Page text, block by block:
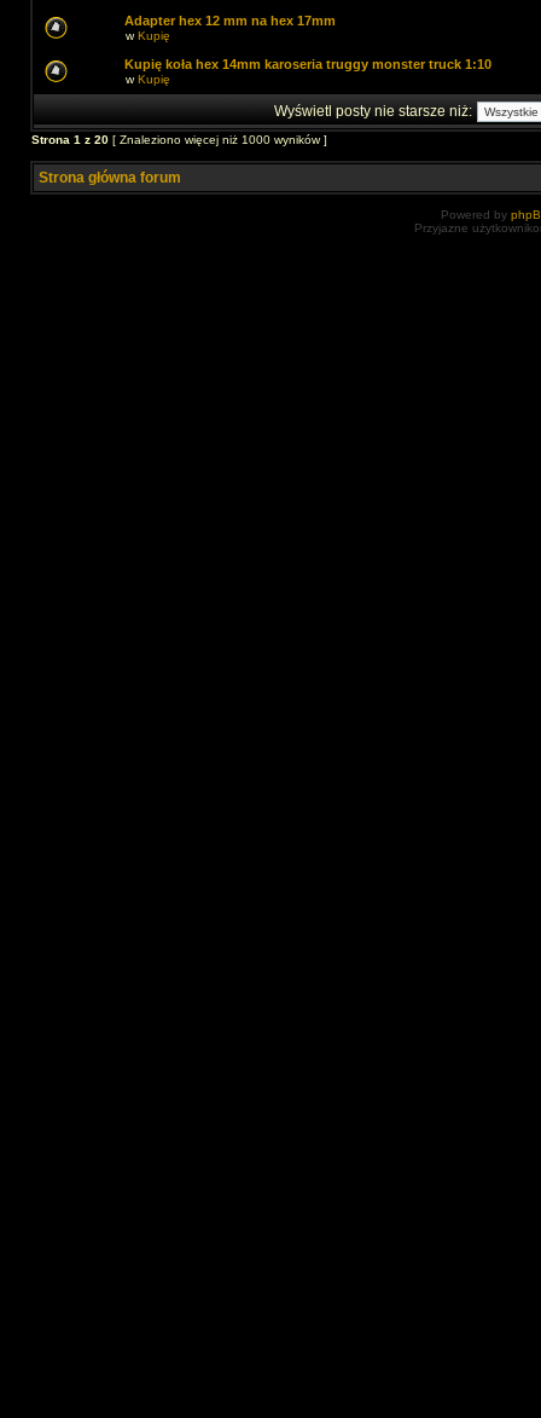
Adapter hex 12 mm na hex 17mm
wKupię
Kupię koła hex 14mm karoseria truggy monster truck 1:10
wKupię
Wyświetl posty nie starsze niż:
Strona 1 z 20 [ Znaleziono więcej niż 1000 wyników ]
Strona główna forum
Powered by
Przyjazne